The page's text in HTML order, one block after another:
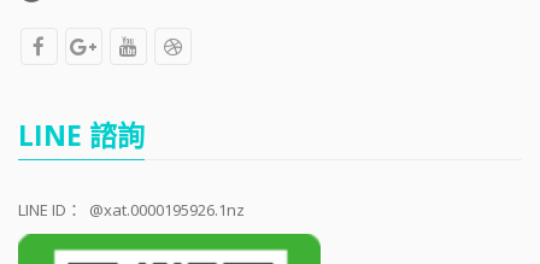
LINE 諮詢
LINE ID： @xat.0000195926.1nz